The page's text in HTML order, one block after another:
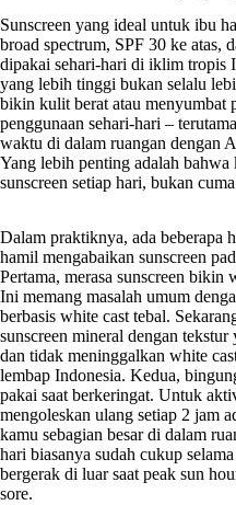
Sunscreen yang ideal untuk ibu
broad spectrum, SPF 30 ke atas,
dipakai sehari-hari di iklim tropis
yang lebih tinggi bukan selalu
bikin kulit berat atau menyumbat
penggunaan sehari-hari –
waktu di dalam ruangan dengan
Yang lebih penting adalah bahwa
sunscreen setiap hari, bukan cuma
Dalam praktiknya, ada beberapa
hamil mengabaikan sunscreen
Pertama, merasa sunscreen bikin
Ini memang masalah umum
berbasis white cast tebal.
sunscreen mineral dengan tekstur
dan tidak meninggalkan white
lembap Indonesia. Kedua,
pakai saat berkeringat. Untuk
mengoleskan ulang setiap 2 jam
kamu sebagian besar di dalam
hari biasanya sudah cukup
bergerak di luar saat peak sun
sore.